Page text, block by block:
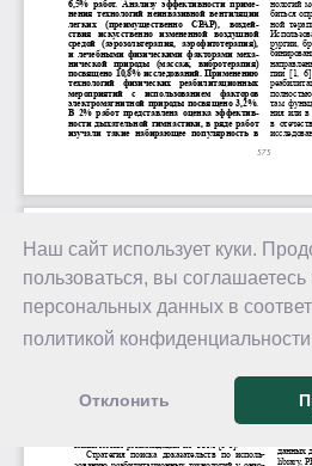
Наш сайт использует куки.
пользоваться, вы соглашаетесь
персональных данных в
политикой конфиденциальности
Отклонить